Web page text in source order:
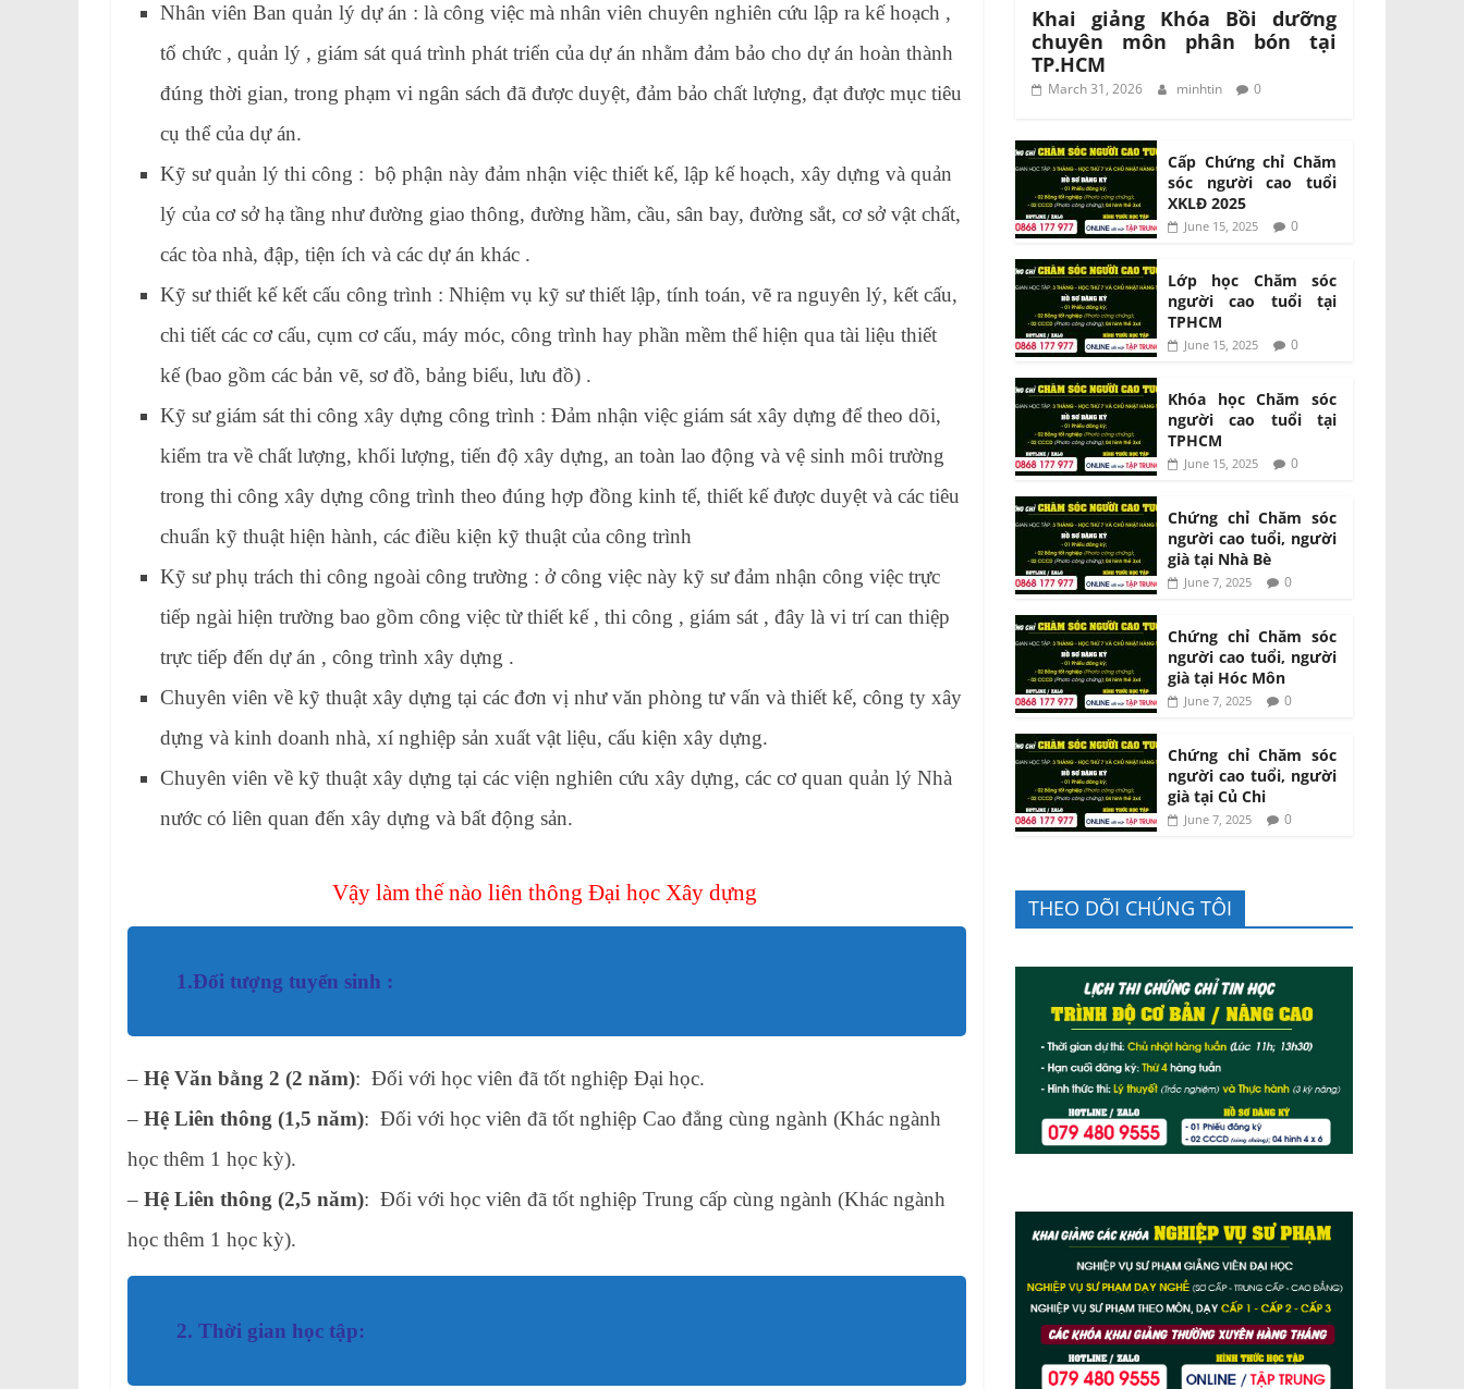
Nhân viên Ban quản lý dự án : là công việc mà nhân viên chuyên nghiên cứu lập ra kế hoạch ,
tố chức , quản lý , giám sát quá trình phát triển của dự án nhằm đảm bảo cho dự án hoàn thành
đúng thời gian, trong phạm vi ngân sách đã được duyệt, đảm bảo chất lượng, đạt được mục tiêu
cụ thể của dự án.
Kỹ sư quản lý thi công : bộ phận này đảm nhận việc thiết kế, lập kế hoạch, xây dựng và quản
lý của cơ sở hạ tầng như đường giao thông, đường hầm, cầu, sân bay, đường sắt, cơ sở vật chất,
các tòa nhà, đập, tiện ích và các dự án khác .
Kỹ sư thiết kế kết cấu công trình : Nhiệm vụ kỹ sư thiết lập, tính toán, vẽ ra nguyên lý, kết cấu,
chi tiết các cơ cấu, cụm cơ cấu, máy móc, công trình hay phần mềm thể hiện qua tài liệu thiết
kế (bao gồm các bản vẽ, sơ đồ, bảng biểu, lưu đồ) .
Kỹ sư giám sát thi công xây dựng công trình : Đảm nhận việc giám sát xây dựng để theo dõi,
kiểm tra về chất lượng, khối lượng, tiến độ xây dựng, an toàn lao động và vệ sinh môi trường
trong thi công xây dựng công trình theo đúng hợp đồng kinh tế, thiết kế được duyệt và các tiêu
chuẩn kỹ thuật hiện hành, các điều kiện kỹ thuật của công trình
Kỹ sư phụ trách thi công ngoài công trường : ở công việc này kỹ sư đảm nhận công việc trực
tiếp ngài hiện trường bao gồm công việc từ thiết kế , thi công , giám sát , đây là vi trí can thiệp
trực tiếp đến dự án , công trình xây dựng .
Chuyên viên về kỹ thuật xây dựng tại các đơn vị như văn phòng tư vấn và thiết kế, công ty xây
dựng và kinh doanh nhà, xí nghiệp sản xuất vật liệu, cấu kiện xây dựng.
Chuyên viên về kỹ thuật xây dựng tại các viện nghiên cứu xây dựng, các cơ quan quản lý Nhà
nước có liên quan đến xây dựng và bất động sản.
Vậy làm thế nào liên thông Đại học Xây dựng
1.Đối tượng tuyển sinh :
– Hệ Văn bằng 2 (2 năm): Đối với học viên đã tốt nghiệp Đại học.
– Hệ Liên thông (1,5 năm): Đối với học viên đã tốt nghiệp Cao đẳng cùng ngành (Khác ngành
học thêm 1 học kỳ).
– Hệ Liên thông (2,5 năm): Đối với học viên đã tốt nghiệp Trung cấp cùng ngành (Khác ngành
học thêm 1 học kỳ).
2. Thời gian học tập:
Khai giảng Khóa Bồi dưỡng
chuyên môn phân bón tại
TP.HCM
March 31, 2026 minhtin 0
Cấp Chứng chỉ Chăm
sóc người cao tuổi
XKLĐ 2025
June 15, 2025 0
Lớp học Chăm sóc
người cao tuổi tại
TPHCM
June 15, 2025 0
Khóa học Chăm sóc
người cao tuổi tại
TPHCM
June 15, 2025 0
Chứng chỉ Chăm sóc
người cao tuổi, người
già tại Nhà Bè
June 7, 2025 0
Chứng chỉ Chăm sóc
người cao tuổi, người
già tại Hóc Môn
June 7, 2025 0
Chứng chỉ Chăm sóc
người cao tuổi, người
già tại Củ Chi
June 7, 2025 0
THEO DÕI CHÚNG TÔI